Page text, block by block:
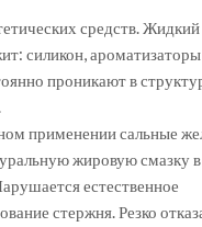
средств. Жидкий
силикон,
проникают в
применении сальные
жировую смазку
естественное
стержня. Резко